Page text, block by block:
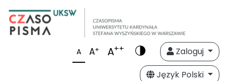
A A+ A++
Zaloguj
Język Polski